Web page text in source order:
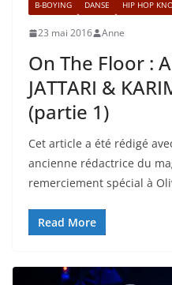
B-BOYING DANSE HIP HOP
23 mai 2016 Anne
On The Floor :
JATTARI &
(partie 1)
Cet article a été rédigé
ancienne rédactrice du
remerciement spécial à
Read More